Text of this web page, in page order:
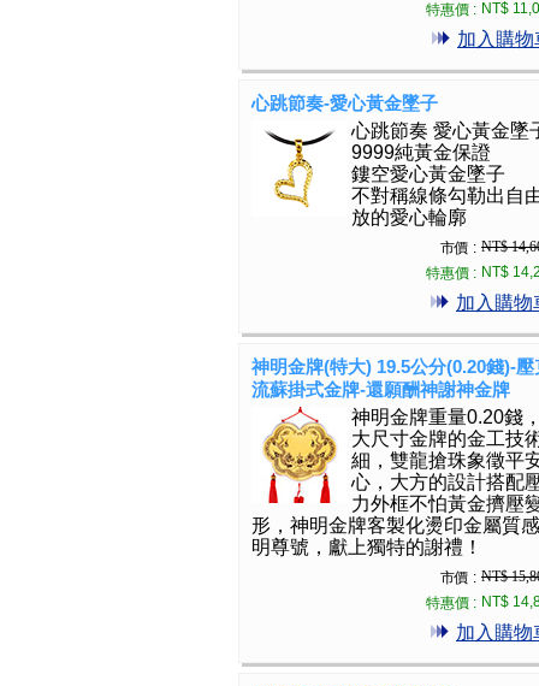
特惠價 : NT$
加入購物
心跳節奏-愛心黃金墜子
心跳節奏 愛心黃金墜
9999純黃金保證
鏤空愛心黃金墜子
不對稱線條勾勒出自
放的愛心輪廓
市價 : NT$
特惠價 : NT$
加入購物
神明金牌(特大) 19.5公分(0.20錢)-壓
流蘇掛式金牌-還願酬神謝神金牌
神明金牌重量0.20錢
大尺寸金牌的金工技
細，雙龍搶珠象徵平
心，大方的設計搭配
力外框不怕黃金擠壓
形，神明金牌客製化燙印金屬質
明尊號，獻上獨特的謝禮！
市價 : NT$
特惠價 : NT$
加入購物